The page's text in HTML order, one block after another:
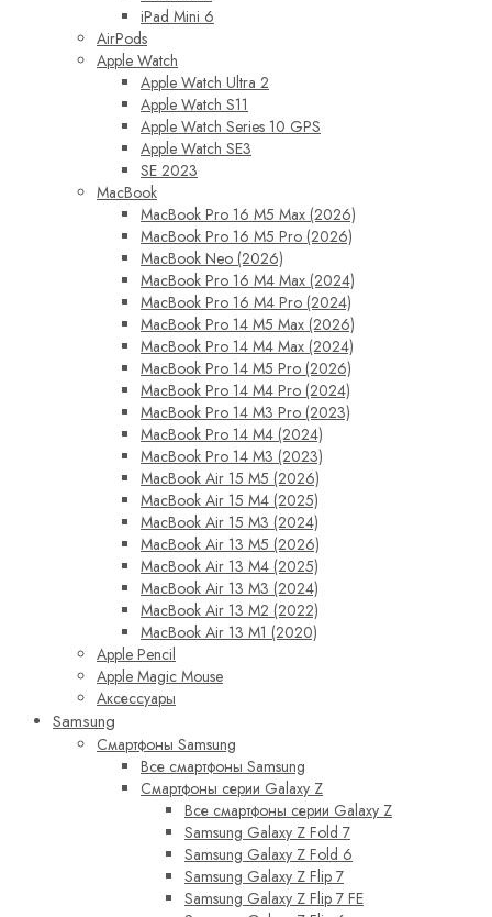
iPad Mini 6
AirPods
Apple Watch
Apple Watch Ultra 2
Apple Watch S11
Apple Watch Series 10 GPS
Apple Watch SE3
SE 2023
MacBook
MacBook Pro 16 M5 Max (2026)
MacBook Pro 16 M5 Pro (2026)
MacBook Neo (2026)
MacBook Pro 16 M4 Max (2024)
MacBook Pro 16 M4 Pro (2024)
MacBook Pro 14 M5 Max (2026)
MacBook Pro 14 M4 Max (2024)
MacBook Pro 14 M5 Pro (2026)
MacBook Pro 14 M4 Pro (2024)
MacBook Pro 14 M3 Pro (2023)
MacBook Pro 14 M4 (2024)
MacBook Pro 14 M3 (2023)
MacBook Air 15 M5 (2026)
MacBook Air 15 M4 (2025)
MacBook Air 15 M3 (2024)
MacBook Air 13 M5 (2026)
MacBook Air 13 M4 (2025)
MacBook Air 13 M3 (2024)
MacBook Air 13 M2 (2022)
MacBook Air 13 M1 (2020)
Apple Pencil
Apple Magic Mouse
Аксессуары
Samsung
Смартфоны Samsung
Все смартфоны Samsung
Смартфоны серии Galaxy Z
Все смартфоны серии Galaxy Z
Samsung Galaxy Z Fold 7
Samsung Galaxy Z Fold 6
Samsung Galaxy Z Flip 7
Samsung Galaxy Z Flip 7 FE